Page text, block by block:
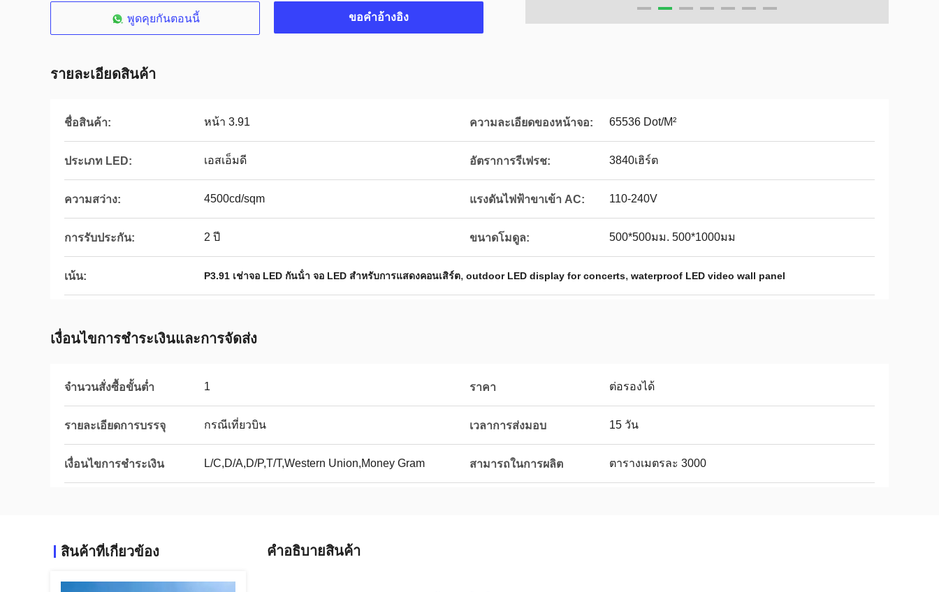
พูดคุยกันตอนนี้ ขอคําอ้างอิง
รายละเอียดสินค้า
ชื่อสินค้า: หน้า 3.91 ความละเอียดของหน้าจอ: 65536 Dot/M²
ประเภท LED: เอสเอ็มดี อัตราการรีเฟรช: 3840เฮิร์ต
ความสว่าง: 4500cd/sqm แรงดันไฟฟ้าขาเข้า AC: 110-240V
การรับประกัน: 2 ปี ขนาดโมดูล: 500*500มม. 500*1000มม
เน้น: P3.91 เช่าจอ LED กันน้ํา จอ LED สําหรับการแสดงคอนเสิร์ต, outdoor LED display for concerts, waterproof LED video wall panel
เงื่อนไขการชําระเงินและการจัดส่ง
จำนวนสั่งซื้อขั้นต่ำ 1 ราคา ต่อรองได้
รายละเอียดการบรรจุ กรณีเที่ยวบิน เวลาการส่งมอบ 15 วัน
เงื่อนไขการชำระเงิน L/C,D/A,D/P,T/T,Western Union,Money Gram สามารถในการผลิต ตารางเมตรละ 3000
สินค้าที่เกี่ยวข้อง คําอธิบายสินค้า